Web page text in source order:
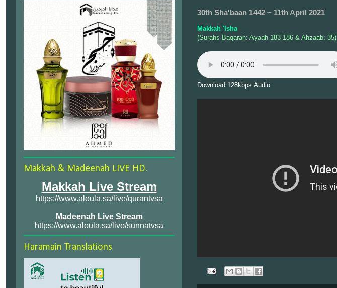
30th Sha'baan 1442 ~ 11th April 2021
Makkah 'Isha
(Surahs Baqarah: Ayaah 183-186 & Ahzaab: 35)
Download 128kbps Audio
Makkah & Madeenah LIVE HD.
Makkah Live Stream
https://www.aloula.sa/live/qurantvsa
Madeenah Live Stream
https://www.aloula.sa/live/sunnatvsa
Haramain Translations